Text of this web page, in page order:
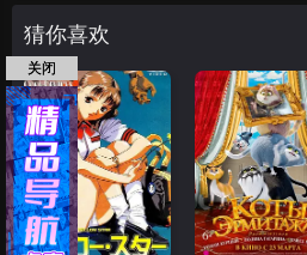
猜你喜欢
关闭